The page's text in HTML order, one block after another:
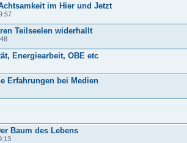
im Hier und Jetzt
Teilseelen widerhallt
Energiearbeit, OBE etc
Erfahrungen bei Medien
Baum des Lebens